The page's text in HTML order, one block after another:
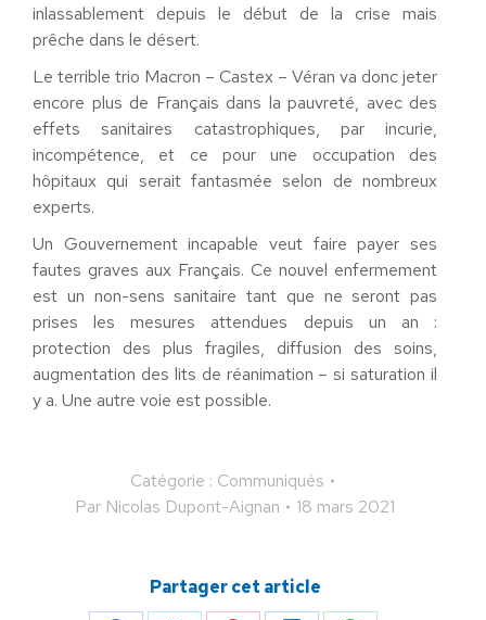
inlassablement depuis le début de la crise mais
prêche dans le désert.
Le terrible trio Macron – Castex – Véran va donc jeter
encore plus de Français dans la pauvreté, avec des
effets sanitaires catastrophiques, par incurie,
incompétence, et ce pour une occupation des
hôpitaux qui serait fantasmée selon de nombreux
experts.
Un Gouvernement incapable veut faire payer ses
fautes graves aux Français. Ce nouvel enfermement
est un non-sens sanitaire tant que ne seront pas
prises les mesures attendues depuis un an :
protection des plus fragiles, diffusion des soins,
augmentation des lits de réanimation – si saturation il
y a. Une autre voie est possible.
Catégorie : Communiqués
Par Nicolas Dupont-Aignan 18 mars 2021
Partager cet article